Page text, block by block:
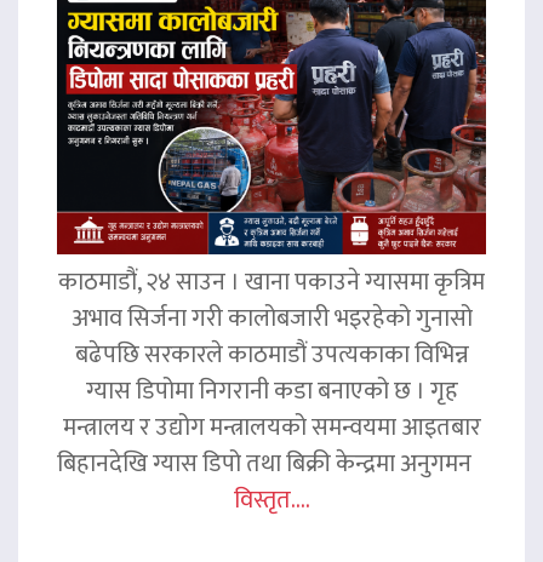
काठमाडौं, २४ साउन । खाना पकाउने ग्यासमा कृत्रिम
अभाव सिर्जना गरी कालोबजारी भइरहेको गुनासो
बढेपछि सरकारले काठमाडौं उपत्यकाका विभिन्न
ग्यास डिपोमा निगरानी कडा बनाएको छ । गृह
मन्त्रालय र उद्योग मन्त्रालयको समन्वयमा आइतबार
बिहानदेखि ग्यास डिपो तथा बिक्री केन्द्रमा अनुगमन
विस्तृत....